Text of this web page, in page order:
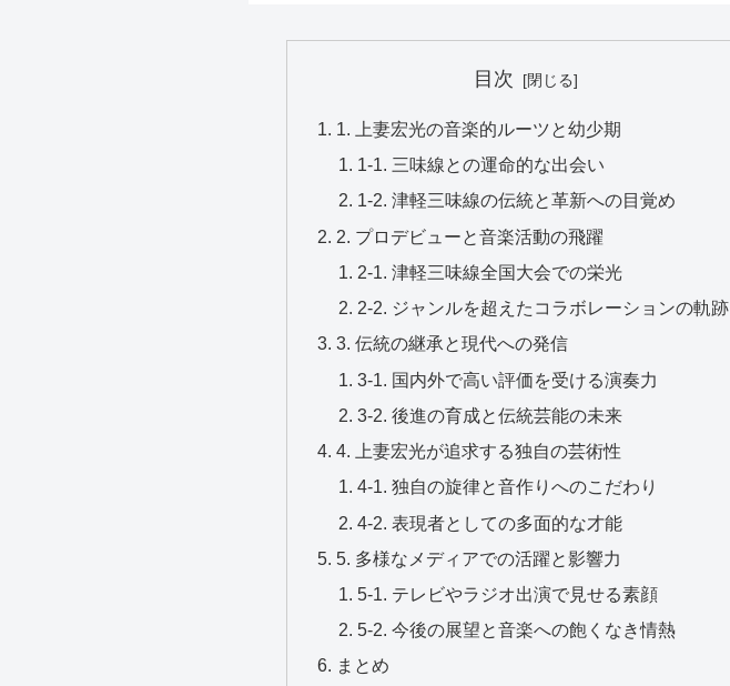
目次
1. 上妻宏光の音楽的ルーツと幼少期
1-1. 三味線との運命的な出会い
1-2. 津軽三味線の伝統と革新への目覚め
2. プロデビューと音楽活動の飛躍
2-1. 津軽三味線全国大会での栄光
2-2. ジャンルを超えたコラボレーションの軌跡
3. 伝統の継承と現代への発信
3-1. 国内外で高い評価を受ける演奏力
3-2. 後進の育成と伝統芸能の未来
4. 上妻宏光が追求する独自の芸術性
4-1. 独自の旋律と音作りへのこだわり
4-2. 表現者としての多面的な才能
5. 多様なメディアでの活躍と影響力
5-1. テレビやラジオ出演で見せる素顔
5-2. 今後の展望と音楽への飽くなき情熱
まとめ